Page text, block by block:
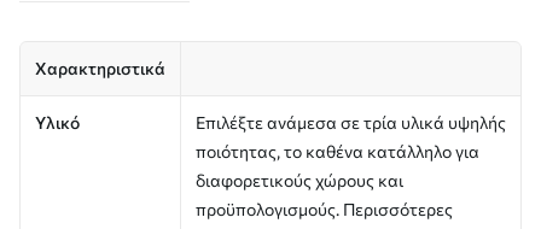
Χαρακτηριστικά
Υλικό
Επιλέξτε ανάμεσα σε τρία υλικά υψηλής
ποιότητας, το καθένα κατάλληλο για
διαφορετικούς χώρους και
προϋπολογισμούς. Περισσότερες